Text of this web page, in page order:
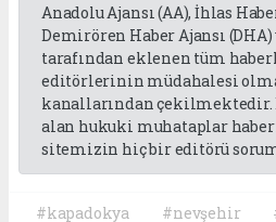
Anadolu Ajansı (AA), İhlas
Demirören Haber Ajansı
tarafından eklenen tüm
editörlerinin müdahalesi
kanallarından çekilmektedir.
alan hukuki muhataplar
sitemizin hiç bir editörü
#kapadokya #nevşehir